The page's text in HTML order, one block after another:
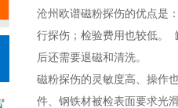
沧州欧谱磁粉探伤的优点是
行探伤；检验费用也较低。
后还需要退磁和清洗。
磁粉探伤的灵敏度高、操作
件、钢铁材被检表面要求光